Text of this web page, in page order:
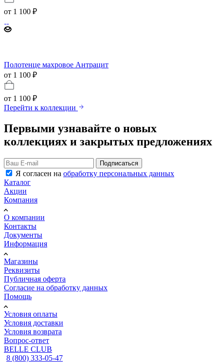
от 1 100 ₽
Полотенце махровое Антрацит
от 1 100 ₽
от 1 100 ₽
Перейти к коллекции
Первыми узнавайте о новых
коллекциях и закрытых предложениях
Подписаться
Я согласен на обработку персональных данных
Каталог
Акции
Компания
О компании
Контакты
Документы
Информация
Магазины
Реквизиты
Публичная оферта
Согласие на обработку данных
Помощь
Условия оплаты
Условия доставки
Условия возврата
Вопрос-ответ
BELLE CLUB
8 (800) 333-05-47